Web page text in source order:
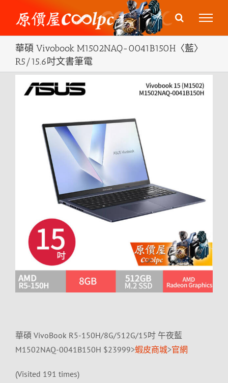
content
華碩 Vivobook M1502NAQ-0041B150H〈藍〉
R5/15.6吋文書筆電
View
Larger
華碩 VivoBook R5-150H/8G/512G/15吋 午夜藍
M1502NAQ-0041B150H $23999>蝦皮商城>官網
(Visited 191 times)